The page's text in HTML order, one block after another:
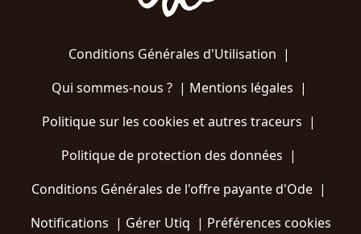
Conditions Générales d'Utilisation |
Qui sommes-nous ?| Mentions légales |
Politique sur les cookies et autres traceurs |
Politique de protection des données |
Conditions Générales de l'offre payante d'Ode |
Notifications | Gérer Utiq | Préférences cookies